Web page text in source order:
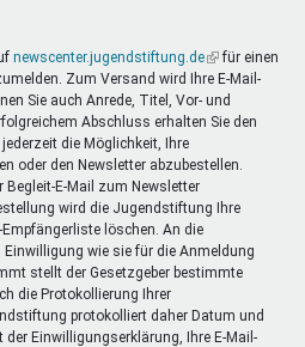
newscenter.jugendstiftung.de(Link
ist
extern)
für einen
Zum Versand wird Ihre E-Mail-
Sie auch Anrede, Titel, Vor- und
Abschluss erhalten Sie den
die Möglichkeit, Ihre
oder den Newsletter abzubestellen.
Begleit-E-Mail zum Newsletter
wird die Jugendstiftung Ihre
löschen. An die
wie sie für die Anmeldung
stellt der Gesetzgeber bestimmte
die Protokollierung Ihrer
protokolliert daher Datum und
Einwilligungserklärung, Ihre E-Mail-